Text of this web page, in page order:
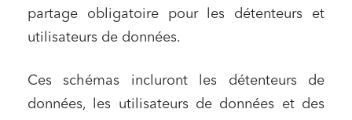
partage obligatoire pour les détenteurs et
utilisateurs de données.
Ces schémas incluront les détenteurs de
données, les utilisateurs de données et des